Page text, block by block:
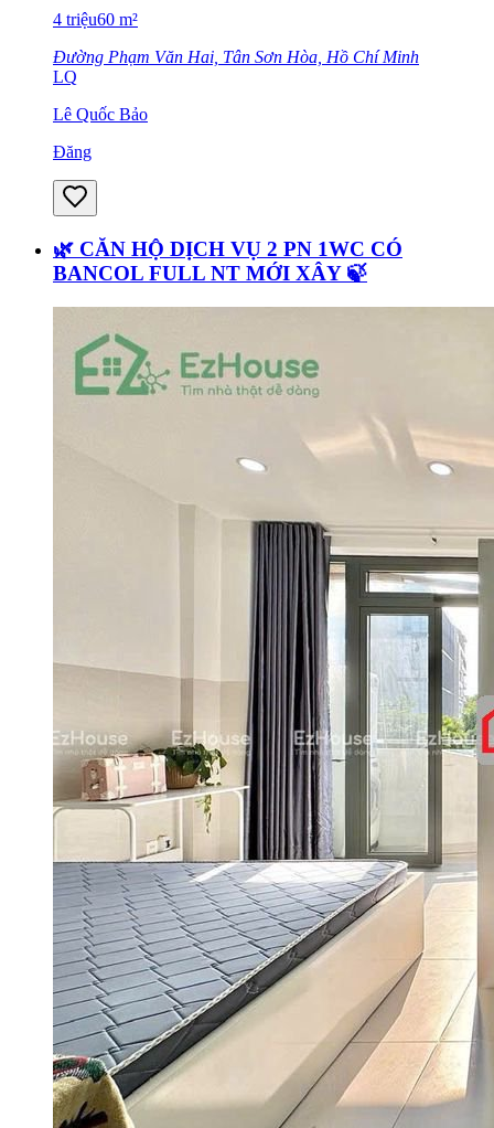
4 triệu60 m²
Đường Phạm Văn Hai, Tân Sơn Hòa, Hồ Chí Minh
LQ
Lê Quốc Bảo
Đăng
🌿 CĂN HỘ DỊCH VỤ 2 PN 1WC CÓ
BANCOL FULL NT MỚI XÂY 🍃